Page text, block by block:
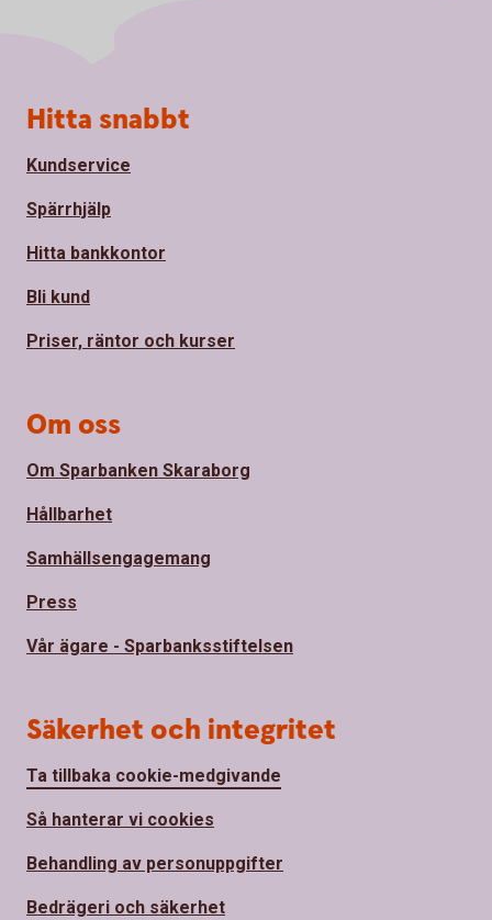
Sidfot
Hitta snabbt
Kundservice
Spärrhjälp
Hitta bankkontor
Bli kund
Priser, räntor och kurser
Om oss
Om Sparbanken Skaraborg
Hållbarhet
Samhällsengagemang
Press
Vår ägare - Sparbanksstiftelsen
Säkerhet och integritet
Ta tillbaka cookie-medgivande
Så hanterar vi cookies
Behandling av personuppgifter
Bedrägeri och säkerhet